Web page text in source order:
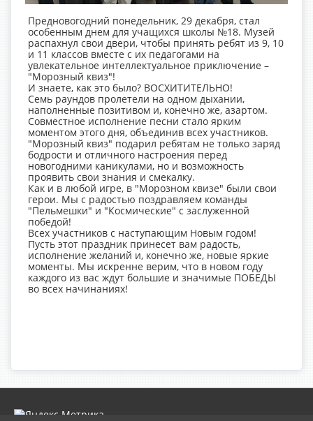
Предновогодний понедельник, 29 декабря, стал
особенным днем для учащихся школы №18. Музей
распахнул свои двери, чтобы принять ребят из 9, 10
и 11 классов вместе с их педагогами на
увлекательное интеллектуальное приключение –
"Морозный квиз"!
И знаете, как это было? ВОСХИТИТЕЛЬНО!
Семь раундов пролетели на одном дыхании,
наполненные позитивом и, конечно же, азартом.
Совместное исполнение песни стало ярким
моментом этого дня, объединив всех участников.
"Морозный квиз" подарил ребятам не только заряд
бодрости и отличного настроения перед
новогодними каникулами, но и возможность
проявить свои знания и смекалку.
Как и в любой игре, в "Морозном квизе" были свои
герои. Мы с радостью поздравляем команды
"Пельмешки" и "Космические" с заслуженной
победой!
Всех участников с наступающим Новым годом!
Пусть этот праздник принесет вам радость,
исполнение желаний и, конечно же, новые яркие
моменты. Мы искренне верим, что в новом году
каждого из вас ждут большие и значимые ПОБЕДЫ
во всех начинаниях!